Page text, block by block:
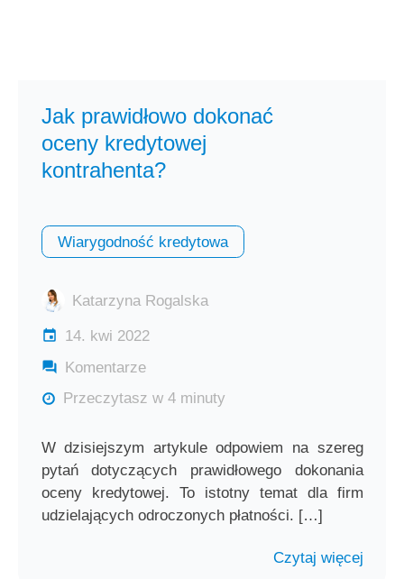
Jak prawidłowo dokonać
oceny kredytowej
kontrahenta?
Wiarygodność kredytowa
Katarzyna Rogalska
14. kwi 2022
Komentarze
Przeczytasz w 4 minuty
W dzisiejszym artykule odpowiem na szereg
pytań dotyczących prawidłowego dokonania
oceny kredytowej. To istotny temat dla firm
udzielających odroczonych płatności. […]
Czytaj więcej